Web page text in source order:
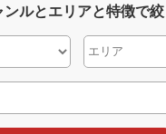
ンルとエリアと特徴で